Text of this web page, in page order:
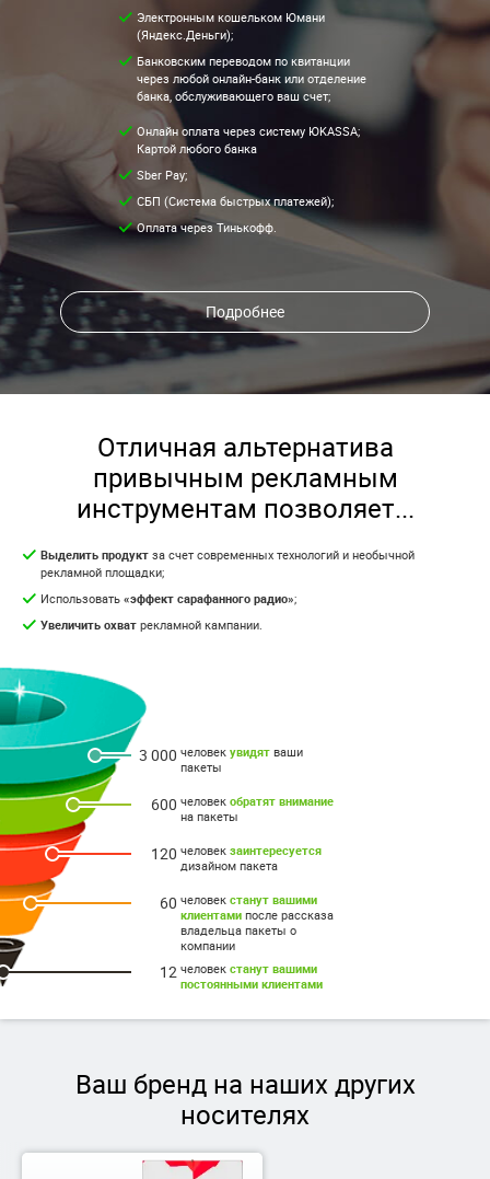
Электронным кошельком Юмани
(Яндекс.Деньги);
Банковским переводом по квитанции
через любой онлайн-банк или отделение
банка, обслуживающего ваш счет;
Онлайн оплата через систему ЮKASSA;
Картой любого банка
Sber Pay;
СБП (Система быстрых платежей);
Оплата через Тинькофф.
Подробнее
Отличная альтернатива
привычным рекламным
инструментам позволяет...
Выделить продукт за счет современных технологий и необычной
рекламной площадки;
Использовать «эффект сарафанного радио»;
Увеличить охват рекламной кампании.
3 000 человек увидят ваши
пакеты
600 человек обратят внимание
на пакеты
120 человек заинтересуется
дизайном пакета
60 человек станут вашими
клиентами после рассказа
владельца пакеты о
компании
12 человек станут вашими
постоянными клиентами
Ваш бренд на наших других
носителях